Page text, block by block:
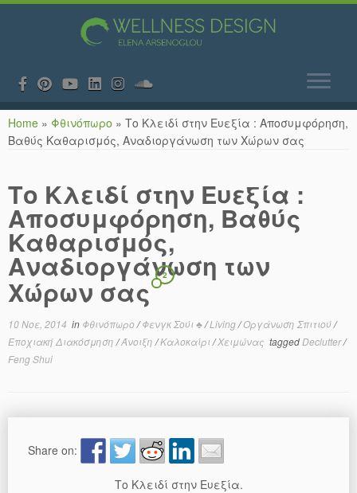
Skip
to
Home » Φθινόπωρο » Το Κλειδί στην Ευεξία : Αποσυμφόρηση,
Βαθύς Καθαρισμός, Αναδιοργάνωση των Χώρων σας
Το Κλειδί στην Ευεξία :
Αποσυμφόρηση, Βαθύς
Καθαρισμός,
Αναδιοργάνωση των
Χώρων σας 2
10 Νοε, 2014 in Φθινόπωρο /Φενγκ Σούι ♣/Living/Οργάνωση Σπιτιού/
Εποχιακή Διακόσμηση /Άνοιξη /Καλοκαίρι /Χειμώνας tagged Declutter/
Feng Shui
Share on:
Το Κλειδί στην Ευεξία.